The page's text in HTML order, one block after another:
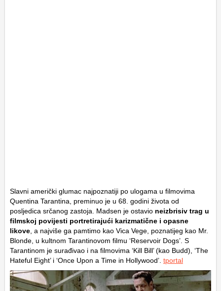
Slavni američki glumac najpoznatiji po ulogama u filmovima
Quentina Tarantina, preminuo je u 68. godini života od
posljedica srčanog zastoja. Madsen je ostavio neizbrisiv trag u
filmskoj povijesti portretirajući karizmatične i opasne
likove , a najviše ga pamtimo kao Vica Vege, poznatijeg kao Mr.
Blonde, u kultnom Tarantinovom filmu ‘Reservoir Dogs’. S
Tarantinom je surađivao i na filmovima ‘Kill Bill’ (kao Budd), ‘The
Hateful Eight’ i ‘Once Upon a Time in Hollywood’. tportal